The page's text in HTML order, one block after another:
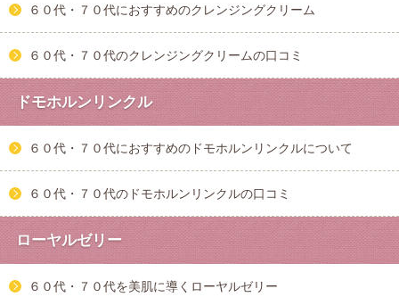
６０代・７０代におすすめのクレンジングクリーム
６０代・７０代のクレンジングクリームの口コミ
ドモホルンリンクル
６０代・７０代におすすめのドモホルンリンクルについて
６０代・７０代のドモホルンリンクルの口コミ
ローヤルゼリー
６０代・７０代を美肌に導くローヤルゼリー